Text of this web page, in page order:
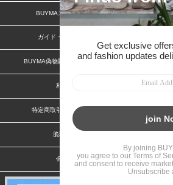
BUYMAスタートガイド
ガイド・お問い合わせ
BUYMA偽物販売防止の取り組み
利用規約
特定商取引法に関する表記
脆弱性報告
会社案内